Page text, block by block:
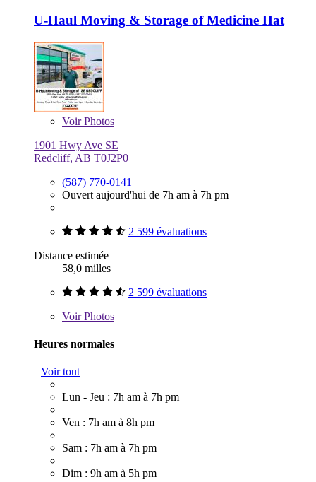
U-Haul Moving & Storage of Medicine Hat
VoirPhotos
1901 Hwy Ave SE
Redcliff, AB T0J2P0
(587) 770-0141
Ouvert aujourd'hui de 7h am à 7h pm
2 599 évaluations
Distance estimée
58,0 milles
2 599 évaluations
VoirPhotos
Heures normales
Voir tout
Lun - Jeu : 7h am à 7h pm
Ven : 7h am à 8h pm
Sam : 7h am à 7h pm
Dim : 9h am à 5h pm